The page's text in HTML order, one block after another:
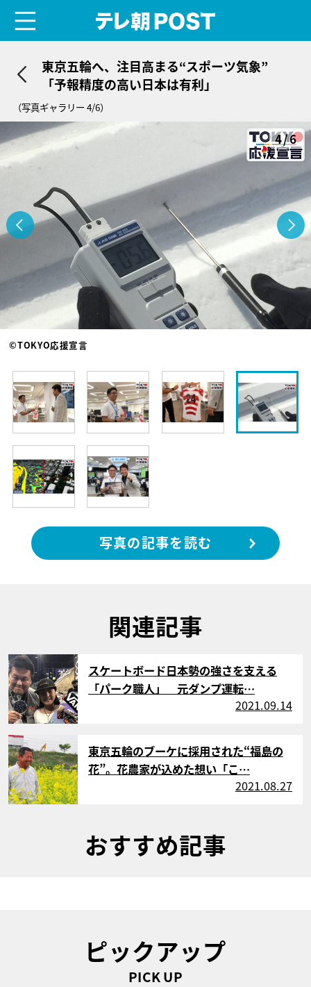
東京五輪へ、注目高まる“スポーツ気象”
「予報精度の高い日本は有利」
（写真ギャラリー 4/6）
4/6
©TOKYO応援宣言
写真の記事を読む
関連記事
サムネイル
スケートボード日本勢の強さを支える
「パーク職人」 元ダンプ運転…
2021.09.14
東京五輪のブーケに採用された“福島の
花”。花農家が込めた想い「こ…
2021.08.27
おすすめ記事
ピックアップ
PICK UP